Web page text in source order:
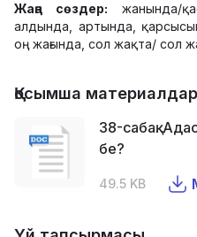
Жаңа сөздер: жанында/
алдында, артында,
оң жағында, сол жақта/ сол
Қосымша материалдар
38-сабақ.
бе?
49.5 KB